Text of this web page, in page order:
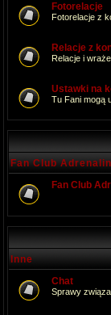
Fotorelacje
Fotorelacje z
Relacje z
Relacje i
Ustawki na
Tu Fani mogą
Fan Club
Fan Club
Inne
Chat
Sprawy